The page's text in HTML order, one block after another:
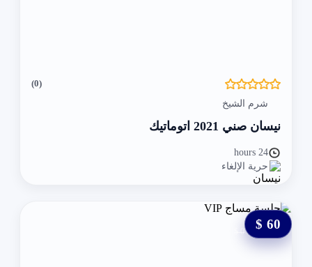
(0)
شرم الشيخ
نيسان صني 2021 اتوماتيك
24 hours
حرية الإلغاء
60 $
0 $